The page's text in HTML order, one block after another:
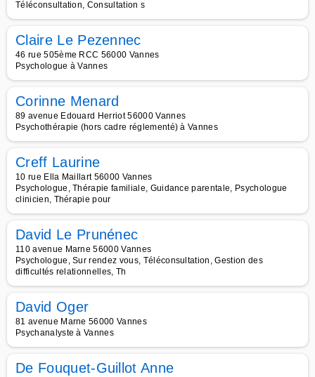
Téléconsultation, Consultation s
Claire Le Pezennec
46 rue 505ème RCC 56000 Vannes
Psychologue à Vannes
Corinne Menard
89 avenue Edouard Herriot 56000 Vannes
Psychothérapie (hors cadre réglementé) à Vannes
Creff Laurine
10 rue Ella Maillart 56000 Vannes
Psychologue, Thérapie familiale, Guidance parentale, Psychologue
clinicien, Thérapie pour
David Le Prunénec
110 avenue Marne 56000 Vannes
Psychologue, Sur rendez vous, Téléconsultation, Gestion des
difficultés relationnelles, Th
David Oger
81 avenue Marne 56000 Vannes
Psychanalyste à Vannes
De Fouquet-Guillot Anne